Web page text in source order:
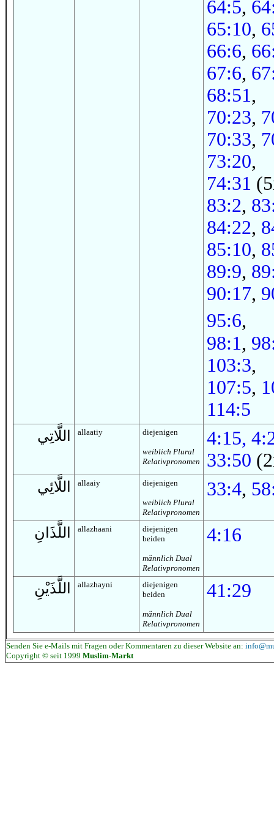
64:5,
65:10,
66:6,
67:6,
68:51,
70:23,
70:33,
73:20,
74:31
83:2,
84:22,
85:10,
89:9,
90:17,
95:6,
98:1,
103:3,
107:5,
114:5
اللَّاتِي allaatiy diejenigen
weiblich Plural
Relativpronomen
4:15,
33:50
اللَّائِي allaaiy diejenigen
weiblich Plural
Relativpronomen
33:4,
اللَّذَانِ allazhaani
diejenigen
beiden
männlich Dual
Relativpronomen
4:16
اللَّذَيْنِ allazhayni
diejenigen
beiden
männlich Dual
Relativpronomen
41:29
Senden Sie e-Mails mit Fragen oder Kommentaren zu dieser Website an:
Copyright © seit 1999 Muslim-Markt